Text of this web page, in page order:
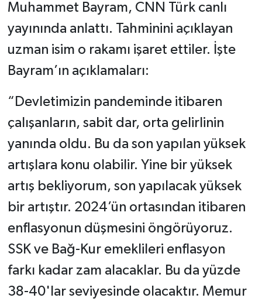
Muhammet Bayram, CNN Türk canlı
yayınında anlattı. Tahminini açıklayan
uzman isim o rakamı işaret ettiler. İşte
Bayram’ın açıklamaları:
“Devletimizin pandeminde itibaren
çalışanların, sabit dar, orta gelirlinin
yanında oldu. Bu da son yapılan yüksek
artışlara konu olabilir. Yine bir yüksek
artış bekliyorum, son yapılacak yüksek
bir artıştır. 2024’ün ortasından itibaren
enflasyonun düşmesini öngörüyoruz.
SSK ve Bağ-Kur emeklileri enflasyon
farkı kadar zam alacaklar. Bu da yüzde
38-40'lar seviyesinde olacaktır. Memur